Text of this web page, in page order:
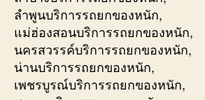
ลำพูนบริการรถยกของหนัก,
แม่ฮ่องสอนบริการรถยกของหนัก,
นครสวรรค์บริการรถยกของหนัก,
น่านบริการรถยกของหนัก,
เพชรบูรณ์บริการรถยกของหนัก,